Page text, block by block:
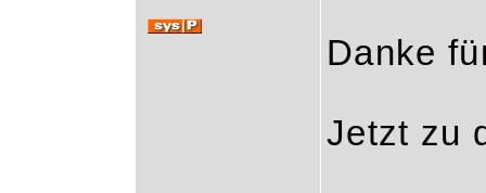
Danke
Jetzt zu